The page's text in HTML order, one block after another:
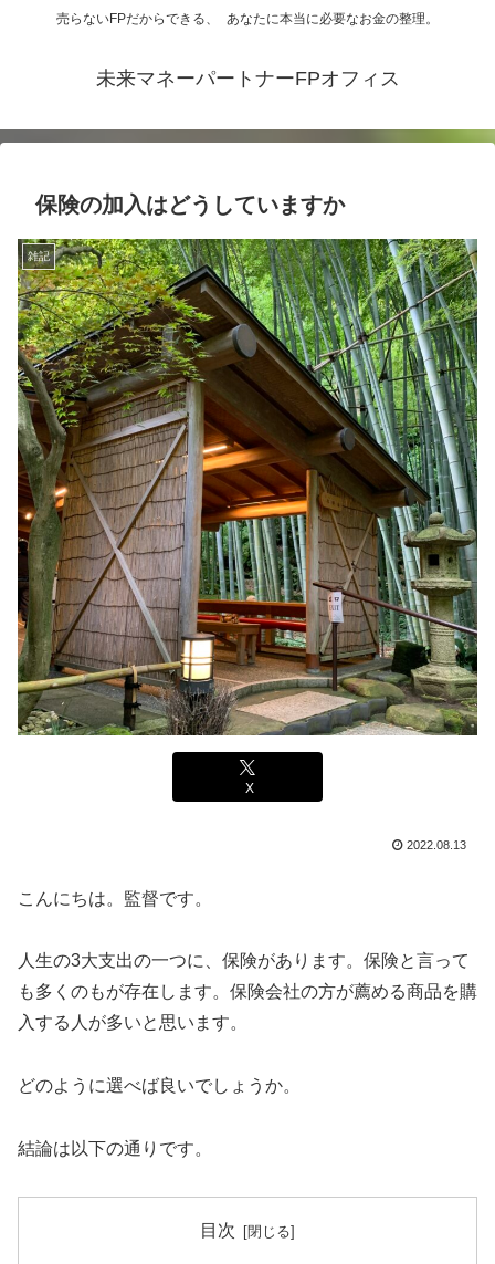
売らないFPだからできる、 あなたに本当に必要なお金の整理。
未来マネーパートナーFPオフィス
保険の加入はどうしていますか
雑記
X
2022.08.13
こんにちは。監督です。
人生の3大支出の一つに、保険があります。保険と言って
も多くのもが存在します。保険会社の方が薦める商品を購
入する人が多いと思います。
どのように選べば良いでしょうか。
結論は以下の通りです。
目次